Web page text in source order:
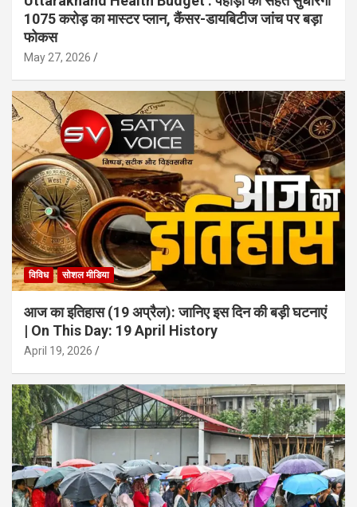
1075 करोड़ का मास्टर प्लान, कैंसर-डायबिटीज जांच पर बड़ा
फोकस
May 27, 2026
विविध सोशल मीडिया
आज का इतिहास (19 अप्रैल): जानिए इस दिन की बड़ी घटनाएं
| On This Day: 19 April History
April 19, 2026